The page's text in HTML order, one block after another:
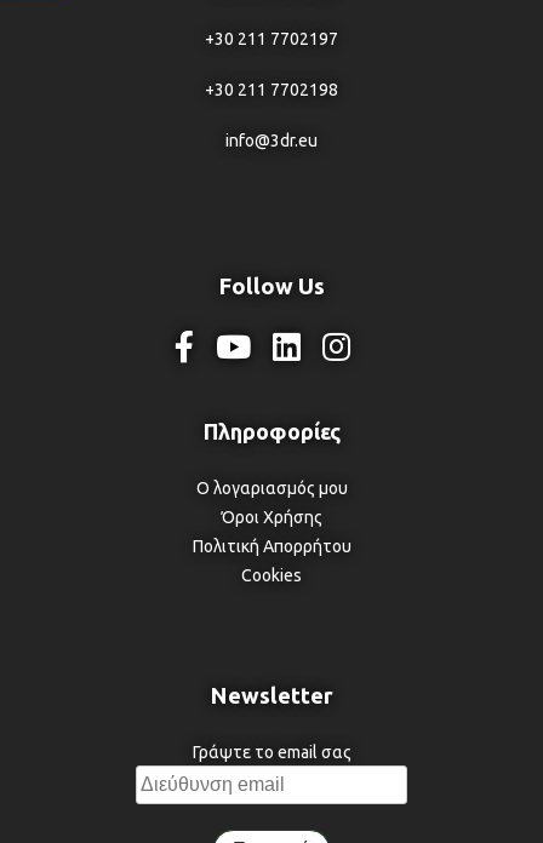
+30 211 7702197
+30 211 7702198
info@3dr.eu
Follow Us
Ο λογαριασμός μου
Όροι Χρήσης
Πολιτική Απορρήτου
Cookies
Newsletter
Γράψτε το email σας